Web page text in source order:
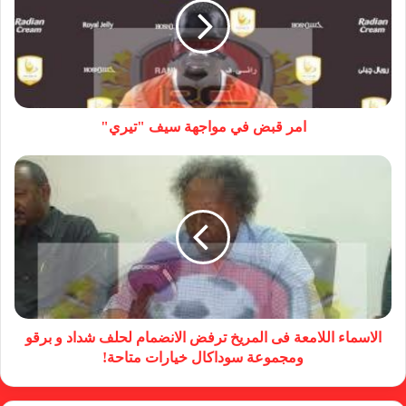
امر قبض في مواجهة سيف "تيري"
الاسماء اللامعة فى المريخ ترفض الانضمام لحلف شداد و برقو
ومجموعة سوداكال خيارات متاحة!